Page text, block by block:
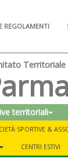
REGOLAMENTI
Territoriale
territoriali
SPORTIVE &
CENTRI ESTIVI